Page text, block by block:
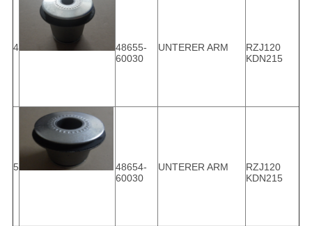
4
48655-
60030
UNTERER ARM
RZJ120
KDN215
5
48654-
60030
UNTERER ARM
RZJ120
KDN215